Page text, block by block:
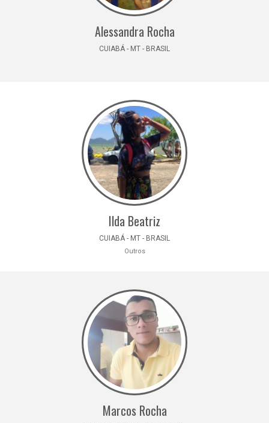
Alessandra Rocha
CUIABÁ - MT - BRASIL
Ilda Beatriz
CUIABÁ - MT - BRASIL
Outros
Marcos Rocha